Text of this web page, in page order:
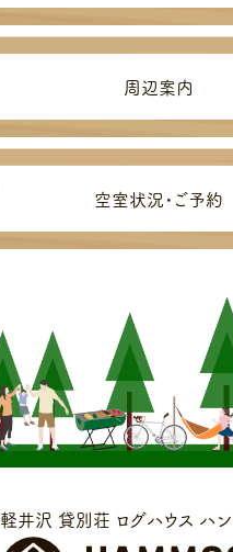
周辺案内
空室状況・ご予約
軽井沢 貸別荘 ログハウス ハン